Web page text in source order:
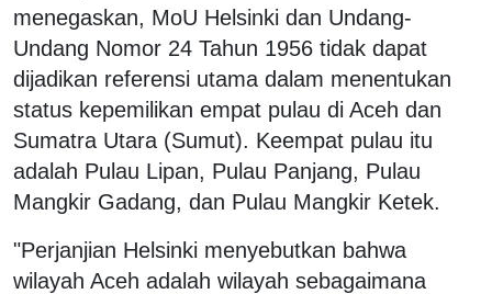
menegaskan, MoU Helsinki dan Undang-
Undang Nomor 24 Tahun 1956 tidak dapat
dijadikan referensi utama dalam menentukan
status kepemilikan empat pulau di Aceh dan
Sumatra Utara (Sumut). Keempat pulau itu
adalah Pulau Lipan, Pulau Panjang, Pulau
Mangkir Gadang, dan Pulau Mangkir Ketek.
"Perjanjian Helsinki menyebutkan bahwa
wilayah Aceh adalah wilayah sebagaimana